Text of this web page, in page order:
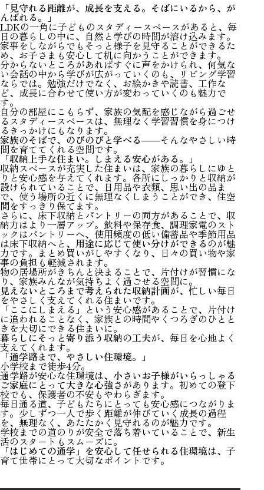
「見守れる距離が、成長を支える。そばにいるから、が
んばれる。」
LDKの一角に子どものスタディースペースがあると、毎
日の暮らしの中に、自然と学びの時間が溶け込みます。
家事をしながらでもそっと様子を見守ることができるた
め、お子さまも安心して机に向かうことができます。
分からないところがあればすぐに声をかけられ、何気な
い会話の中から学びが広がっていくのも、リビング学習
ならでは。勉強だけでなく、お絵かきや読書、工作な
ど、成長に合わせて使い方が変わっていくのも魅力で
す。
自分の部屋にこもらず、家族の気配を感じながら過ごせ
るスタディースペースは、無理なく学習習慣を身につけ
るきっかけにもなります。
家族のそばで、のびのびと学べる――そんなやさしい時
間を育ててくれる空間です。
「収納上手な住まい。しまえる安心がある。」
収納スペースが充実した住まいは、家族の暮らしにゆと
りと安心感を与えてくれます。各所にしっかりと収納が
設けられていることで、日用品や衣類、思い出の品ま
で、使う場所の近くに無理なくしまうことができ、住空
間をすっきり保てます。
さらに、床下収納とパントリーの両方があることで、収
納力はより一層アップ。飲料や保存食、調理家電のスト
ックはパントリーへ、使用頻度の低い備蓄品や季節用品
は床下収納へと、 用途に応じて使い分けができるのが魅
力です。まとめ買いがしやすくなり、日々の買い物や家
事の負担も軽減されます。
物の居場所がきちんと決まることで、片付けが習慣にな
り、家族みんなが気持ちよく過ごせる空間に。
見えないところまで考えられた収納計画が、忙しい毎日
をやさしく支えてくれる住まいです。
「ここにしまえる」という安心感があることで、片付け
に追われることなく、家族との時間やくつろぎのひとと
きを大切にできる住まいに。
暮らしにそっと寄り添う収納の工夫が、毎日を心地よく
支えてくれます。
「通学路まで、やさしい住環境。」
小学校まで徒歩4分。
通学路が安心な住環境は、 小さいお子様がいらっしゃる
ご家庭にとって大きな心強さがあります。初めての登下
校でも、保護者の不安もやわらぎます。
毎日通る道、子どもたちにとっても安心感につながりま
す。少しずつ一人で歩く距離が伸びていく成長の過程
を、無理なく、あたたかく見守れるのが魅力です。
学校までの道のりが安全で落ち着いていることで、新生
活のスタートもスムーズに。
「はじめての通学」を安心して任せられる住環境は、子
育て世帯にとって大切なポイントです。